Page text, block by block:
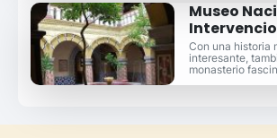
Museo
Con una historia
interesante,
monasterio